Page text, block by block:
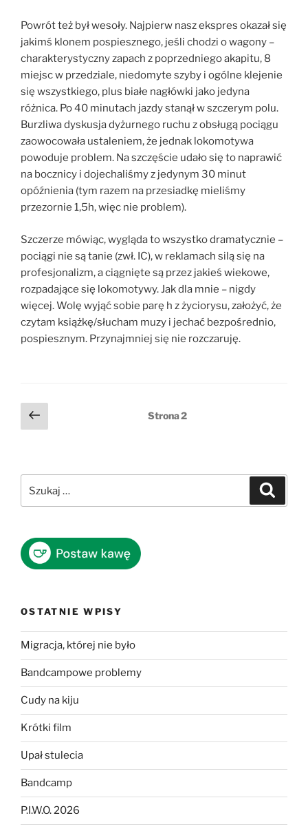
Powrót też był wesoły. Najpierw nasz ekspres okazał się
jakimś klonem pospiesznego, jeśli chodzi o wagony –
charakterystyczny zapach z poprzedniego akapitu, 8
miejsc w przedziale, niedomyte szyby i ogólne klejenie
się wszystkiego, plus białe nagłówki jako jedyna
różnica. Po 40 minutach jazdy stanął w szczerym polu.
Burzliwa dyskusja dyżurnego ruchu z obsługą pociągu
zaowocowała ustaleniem, że jednak lokomotywa
powoduje problem. Na szczęście udało się to naprawić
na bocznicy i dojechaliśmy z jedynym 30 minut
opóźnienia (tym razem na przesiadkę mieliśmy
przezornie 1,5h, więc nie problem).
Szczerze mówiąc, wygląda to wszystko dramatycznie –
pociągi nie są tanie (zwł. IC), w reklamach silą się na
profesjonalizm, a ciągnięte są przez jakieś wiekowe,
rozpadające się lokomotywy. Jak dla mnie – nigdy
więcej. Wolę wyjąć sobie parę h z życiorysu, założyć, że
czytam książkę/słucham muzy i jechać bezpośrednio,
pospiesznym. Przynajmniej się nie rozczaruję.
Stronicowanie
wpisów
Poprzednia
strona
Strona2
OSTATNIE WPISY
Migracja, której nie było
Bandcampowe problemy
Cudy na kiju
Krótki film
Upał stulecia
Bandcamp
P.I.W.O. 2026